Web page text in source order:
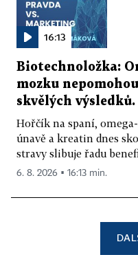
16:13
Biotechnoložka:
mozku
skvělých
Hořčík na spaní,
únavě a kreatin dnes
stravy slibuje řadu
6. 8. 2026 ▪ 16:13 min.